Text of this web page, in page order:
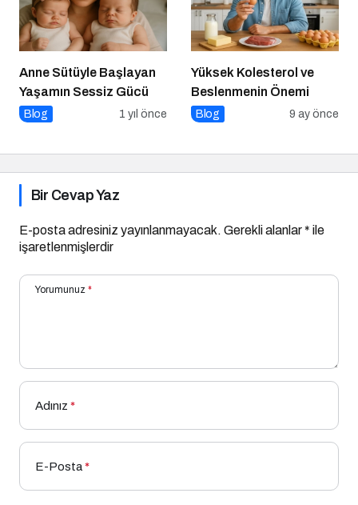
Anne Sütüyle Başlayan
Yaşamın Sessiz Gücü
Blog 1 yıl önce
Yüksek Kolesterol ve
Beslenmenin Önemi
Blog 9 ay önce
Bir Cevap Yaz
E-posta adresiniz yayınlanmayacak. Gerekli alanlar* ile
işaretlenmişlerdir
Yorumunuz *
Adınız *
E-Posta*